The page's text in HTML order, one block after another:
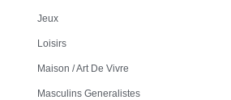
Jeux
Loisirs
Maison / Art De Vivre
Masculins Generalistes